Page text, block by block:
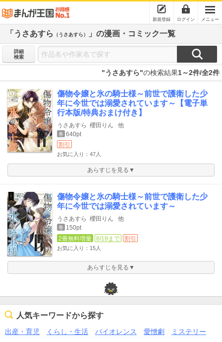
新規登録 ログイン メニュー
「うさあすら （うさあすら） 」の漫画・コミック一覧
詳細
検索
"うさあすら"の検索結果1～2件/全2件
傷物令嬢と氷の騎士様～前世で護衛した少
年に今世では溺愛されています～【電子単
行本版/特典おまけ付き】
うさあすら 櫻田りん 他
巻 640pt
割引
お気に入り：47人
あらすじを見る▼
傷物令嬢と氷の騎士様～前世で護衛した少
年に今世では溺愛されています～
うさあすら 櫻田りん 他
巻
150pt
2冊無料増量
8/19まで 割引
お気に入り：15人
あらすじを見る▼
人気キーワードから探す
出産・育児 くらし・生活 バイオレンス 愛憎劇
ミステリー